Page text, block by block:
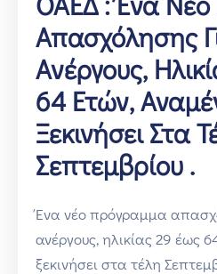
Απασχόλησης
Ανέργους,
64 Ετών,
Ξεκινήσει Στα
Σεπτεμβρίου .
Ένα νέο πρόγραμμα
ανέργους, ηλικίας 29 έως
ξεκινήσει στα τέλη